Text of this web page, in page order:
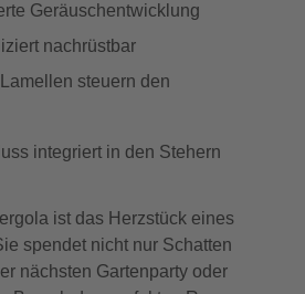
Geräuschentwicklung
nachrüstbar
steuern den
integriert in den Stehern
ist das Herzstück eines
spendet nicht nur Schatten
nächsten Gartenparty oder